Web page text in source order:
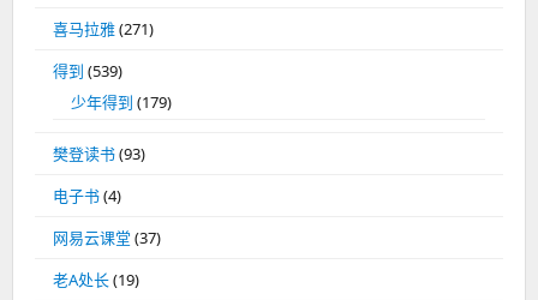
喜马拉雅(271)
得到 (539)
少年得到 (179)
樊登读书(93)
电子书(4)
网易云课堂 (37)
老A处长(19)